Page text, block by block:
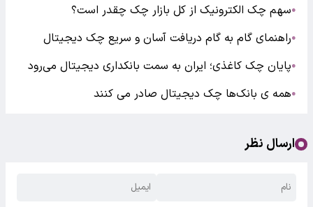
●سهم چک الکترونیک از کل بازار چک چقدر است؟
●راهنمای گام به گام دریافت آسان و سریع چک دیجیتال
●پایان چک کاغذی؛ ایران به سمت بانکداری دیجیتال می‌رود
●همه ی بانک‌ها چک دیجیتال صادر می کنند
ارسال نظر